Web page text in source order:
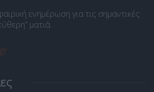
ενημέρωση για τις σημαντικές
ματιά.